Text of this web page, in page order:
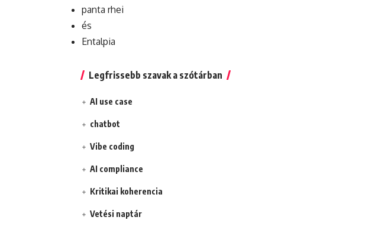
panta rhei
és
Entalpia
Legfrissebb szavak a szótárban
AI use case
chatbot
Vibe coding
AI compliance
Kritikai koherencia
Vetési naptár